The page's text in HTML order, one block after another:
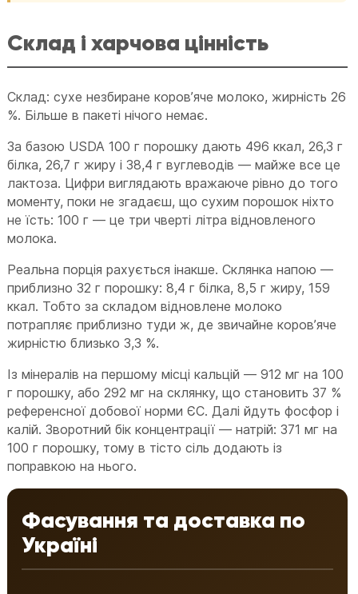
Склад і харчова цінність
Склад: сухе незбиране коровʼяче молоко, жирність 26
%. Більше в пакеті нічого немає.
За базою USDA 100 г порошку дають 496 ккал, 26,3 г
білка, 26,7 г жиру і 38,4 г вуглеводів — майже все це
лактоза. Цифри виглядають вражаюче рівно до того
моменту, поки не згадаєш, що сухим порошок ніхто
не їсть: 100 г — це три чверті літра відновленого
молока.
Реальна порція рахується інакше. Склянка напою —
приблизно 32 г порошку: 8,4 г білка, 8,5 г жиру, 159
ккал. Тобто за складом відновлене молоко
потрапляє приблизно туди ж, де звичайне коровʼяче
жирністю близько 3,3 %.
Із мінералів на першому місці кальцій — 912 мг на 100
г порошку, або 292 мг на склянку, що становить 37 %
референсної добової норми ЄС. Далі йдуть фосфор і
калій. Зворотний бік концентрації — натрій: 371 мг на
100 г порошку, тому в тісто сіль додають із
поправкою на нього.
Фасування та доставка по
Україні